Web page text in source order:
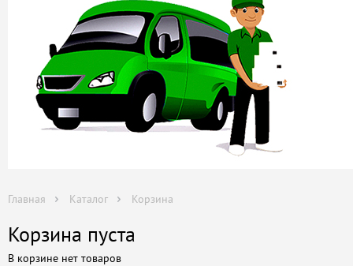
Главная Каталог Корзина
Корзина пуста
В корзине нет товаров